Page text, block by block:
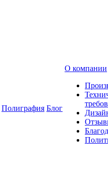
Полиграфия Блог
О компании